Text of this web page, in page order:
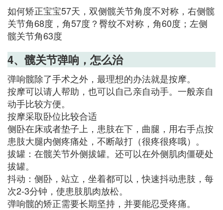
如何矫正宝宝57天，双侧髋关节角度不对称，右侧髋
关节角68度，角57度？臀纹不对称，角60度；左侧
髋关节角63度
4、髋关节弹响，怎么治
弹响髋除了手术之外，最理想的办法就是按摩。
按摩可以请人帮助，也可以自己亲自动手。一般亲自
动手比较方便。
按摩采取卧位比较合适
侧卧在床或者垫子上，患肢在下，曲腿，用右手点按
患肢大腿内侧疼痛处，不断敲打（很疼很疼哦）。
拔罐：在髋关节外侧拔罐。还可以在外侧肌肉僵硬处
拔罐。
抖动：侧卧，站立，坐着都可以，快速抖动患肢，每
次2-3分钟，使患肢肌肉放松。
弹响髋的矫正需要长期坚持，并要能忍受疼痛。